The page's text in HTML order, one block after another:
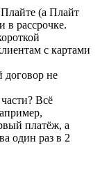
(а Плайт
в рассрочке.
с картами
договор не
Всё
платёж, а
один раз в 2